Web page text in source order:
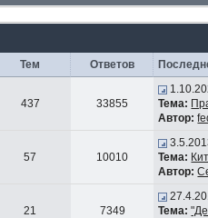
Тем Ответов
437 33855
Тема:
Автор:
57 10010
Тема:
Автор:
21 7349
Тема: